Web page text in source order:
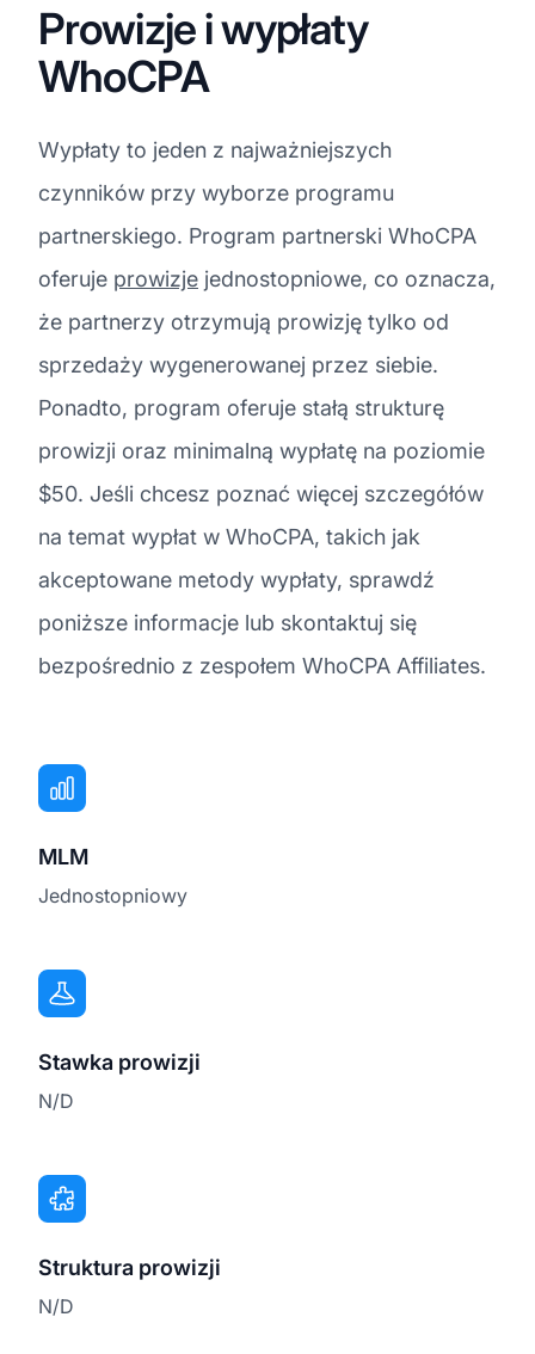
Prowizje i wypłaty
WhoCPA
Wypłaty to jeden z najważniejszych
czynników przy wyborze programu
partnerskiego. Program partnerski WhoCPA
oferuje prowizje jednostopniowe, co oznacza,
że partnerzy otrzymują prowizję tylko od
sprzedaży wygenerowanej przez siebie.
Ponadto, program oferuje stałą strukturę
prowizji oraz minimalną wypłatę na poziomie
$50. Jeśli chcesz poznać więcej szczegółów
na temat wypłat w WhoCPA, takich jak
akceptowane metody wypłaty, sprawdź
poniższe informacje lub skontaktuj się
bezpośrednio z zespołem WhoCPA Affiliates.
MLM
Jednostopniowy
Stawka prowizji
N/D
Struktura prowizji
N/D